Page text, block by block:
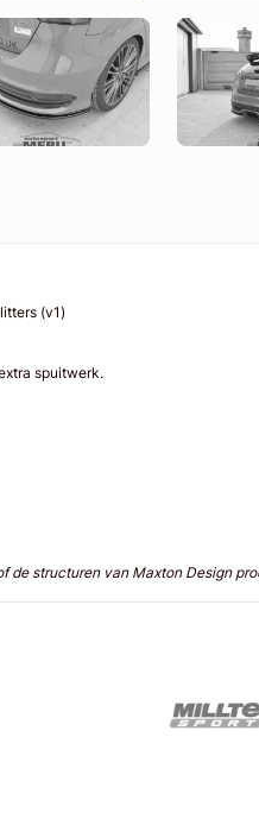
(v1)
spuitwerk.
de structuren van Maxton Design